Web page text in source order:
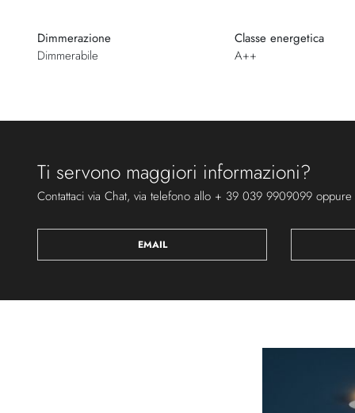
Dimmerazione
Dimmerabile
Classe energetica
A++
Ti servono maggiori informazioni?
Contattaci via Chat, via telefono allo + 39 039 9909099
EMAIL